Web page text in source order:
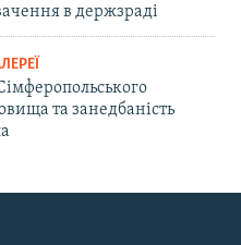
в держзраді
та занедбаність